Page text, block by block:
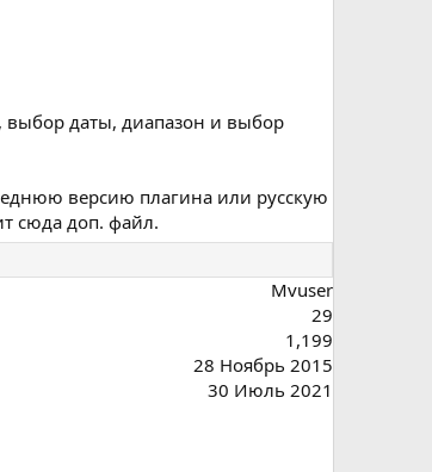
выбор даты, диапазон и выбор
версию плагина или русскую
сюда доп. файл.
Mvuser
29
1,199
28 Ноябрь 2015
30 Июль 2021